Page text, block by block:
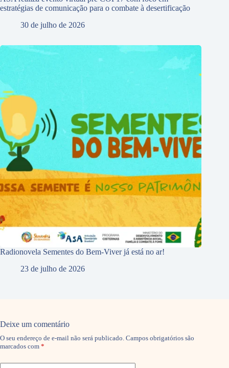
estratégias de comunicação para o combate à desertificação
30 de julho de 2026
Radionovela Sementes do Bem-Viver já está no ar!
23 de julho de 2026
Deixe um comentário
O seu endereço de e-mail não será publicado. Campos obrigatórios são
marcados com *